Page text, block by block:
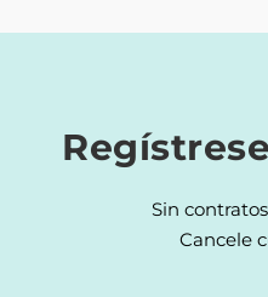
Sin
Cancele